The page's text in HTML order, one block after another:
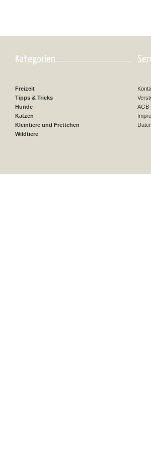
Kategorien
Freizeit
Tipps & Tricks
Hunde
Katzen
Kleintiere und Frettchen
Wildtiere
AGB